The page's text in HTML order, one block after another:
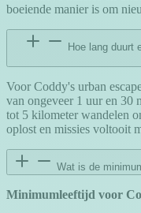
boeiende manier is om
Voor Coddy's urban
van ongeveer 1 uur en 30
tot 5 kilometer wandelen
oplost en missies voltooit
Wat is de
Minimumleeftijd voor